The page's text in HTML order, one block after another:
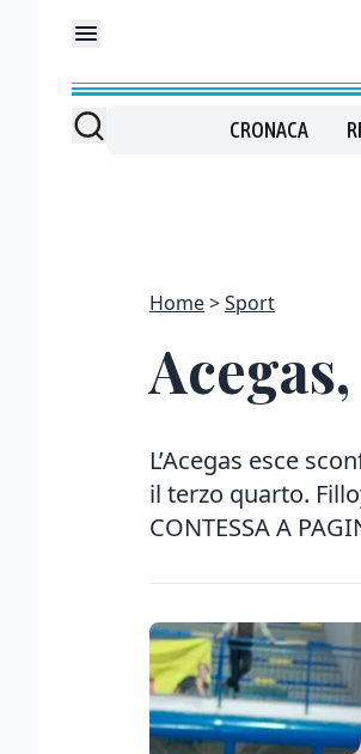
CRONACA
Home Sport
L’Acegas esce
il terzo quarto.
CONTESSA A